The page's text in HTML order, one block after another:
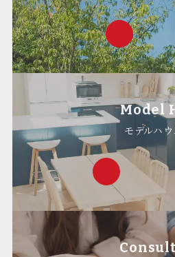
Model
モデルハ